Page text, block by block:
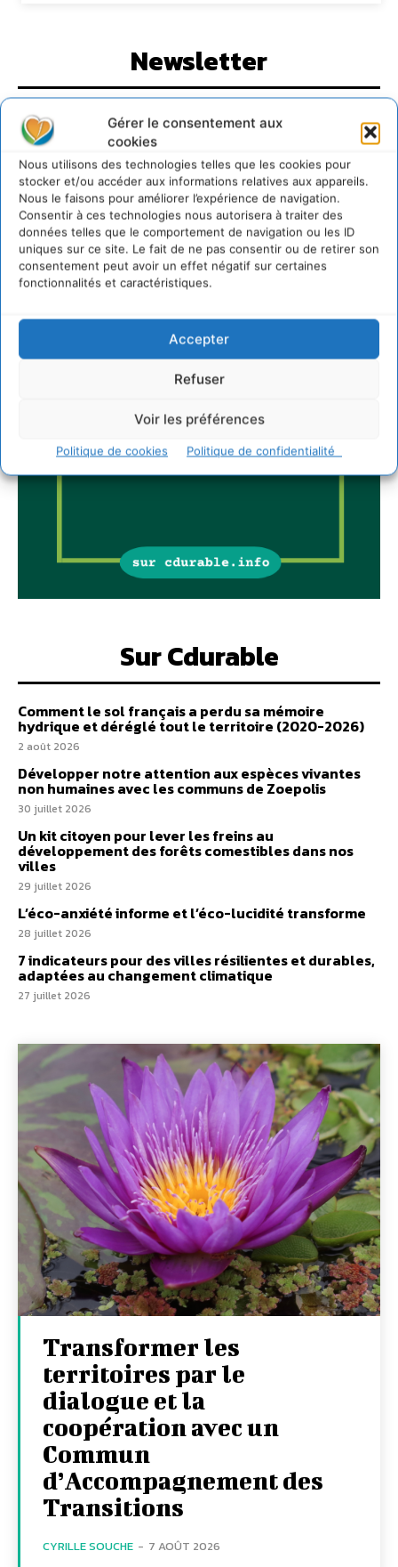
Gérer le consentement aux
cookies
Nous utilisons des technologies telles que les cookies pour
stocker et/ou accéder aux informations relatives aux appareils.
Nous le faisons pour améliorer l’expérience de navigation.
Consentir à ces technologies nous autorisera à traiter des
données telles que le comportement de navigation ou les ID
uniques sur ce site. Le fait de ne pas consentir ou de retirer son
consentement peut avoir un effet négatif sur certaines
fonctionnalités et caractéristiques.
Accepter
Refuser
Voir les préférences
Politique de cookies Politique de confidentialité
Newsletter
JE M'ABONNE
Sur Cdurable
Comment le sol français a perdu sa mémoire
hydrique et déréglé tout le territoire (2020-2026)
2 août 2026
Développer notre attention aux espèces vivantes
non humaines avec les communs de Zoepolis
30 juillet 2026
Un kit citoyen pour lever les freins au
développement des forêts comestibles dans nos
villes
29 juillet 2026
L’éco-anxiété informe et l’éco-lucidité transforme
28 juillet 2026
7 indicateurs pour des villes résilientes et durables,
adaptées au changement climatique
27 juillet 2026
Transformer les
territoires par le
dialogue et la
coopération avec un
Commun
d’Accompagnement des
Transitions
CYRILLE SOUCHE - 7 AOÛT 2026